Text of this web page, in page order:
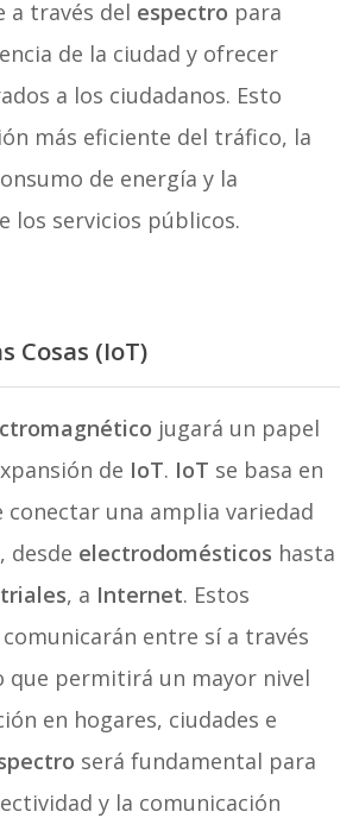
a través del espectro para
de la ciudad y ofrecer
a los ciudadanos. Esto
más eficiente del tráfico, la
de energía y la
los servicios públicos.
Cosas (IoT)
jugará un papel
de IoT. IoT se basa en
conectar una amplia variedad
, desde electrodomésticos hasta
, a Internet. Estos
entre sí a través
que permitirá un mayor nivel
en hogares, ciudades e
será fundamental para
y la comunicación